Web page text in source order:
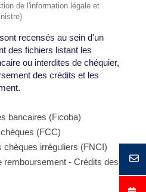
de l'information légale et
recensés au sein d'un
des fichiers listant les
ou interdites de chéquier,
des crédits et les
bancaires (Ficoba)
(FCC)
chèques irréguliers (FNCI)
remboursement - Crédits des